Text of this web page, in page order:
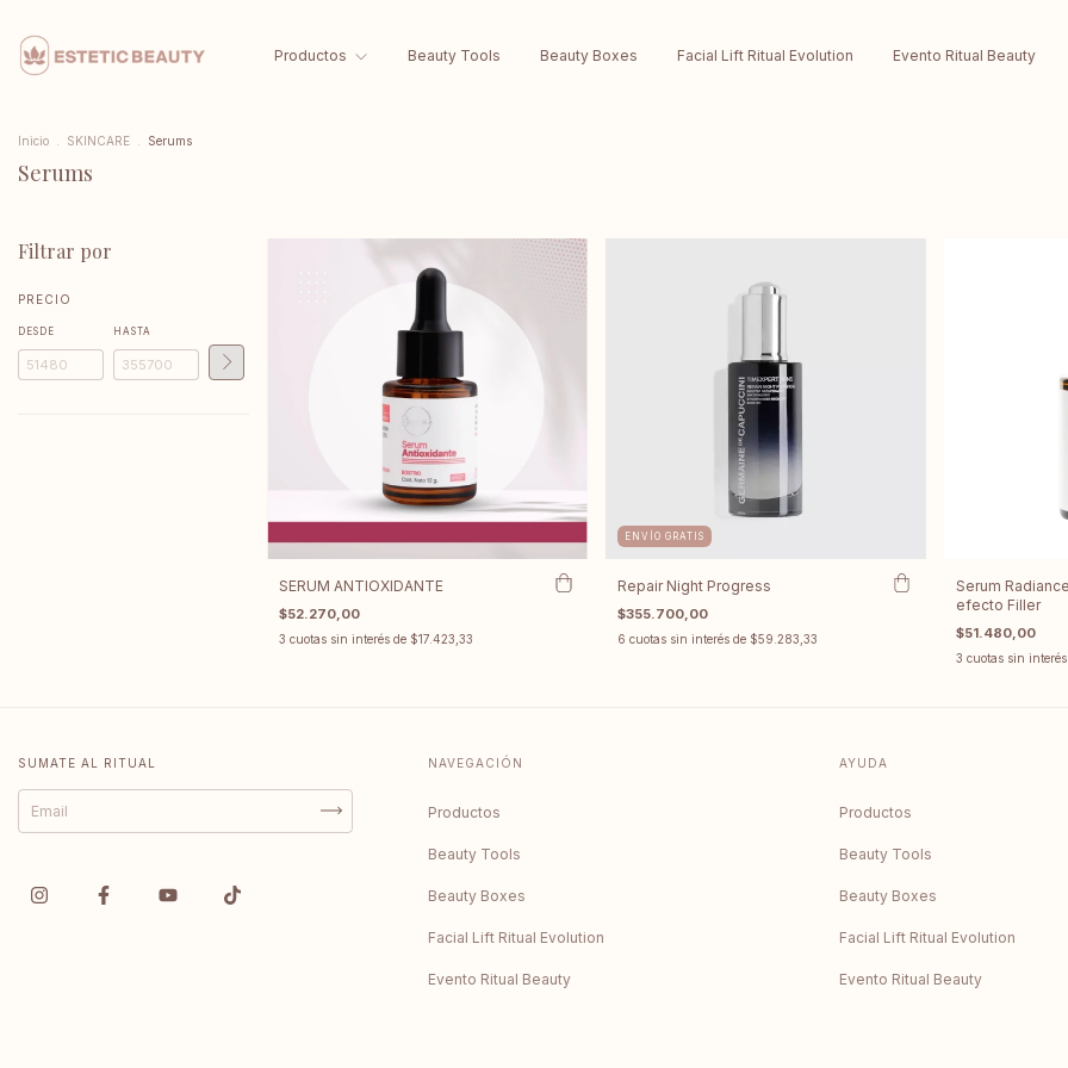
Productos Beauty Tools Beauty Boxes Facial Lift Ritual Evolution Evento Ritual Beauty
Inicio SKINCARE Serums
Serums
Filtrar por
PRECIO
DESDE HASTA
SERUM ANTIOXIDANTE
$52.270,00
3 cuotas sin interés de $17.423,33
ENVÍO GRATIS
Repair Night Progress
$355.700,00
6 cuotas sin interés de $59.283,33
Serum
efecto Filler
$51.480,00
3 cuotas sin
SUMATE AL RITUAL NAVEGACIÓN
Productos
Beauty Tools
Beauty Boxes
Facial Lift Ritual Evolution
Evento Ritual Beauty
AYUDA
Productos
Beauty Tools
Beauty Boxes
Facial Lift Ritual Evolution
Evento Ritual Beauty